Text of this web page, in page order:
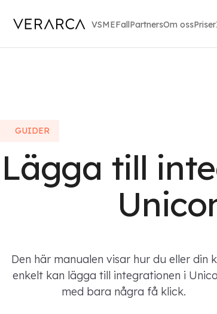
VSMEFallPartnersOm ossPriser
GUIDER
Lägga till
Den här manualen visar hur du eller din
enkelt kan lägga till integrationen i
med bara några få klick.